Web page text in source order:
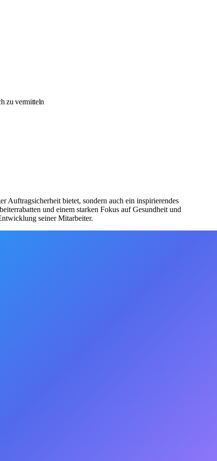
zu vermitteln
Auftragsicherheit bietet, sondern auch ein inspirierendes
und einem starken Fokus auf Gesundheit und
seiner Mitarbeiter.